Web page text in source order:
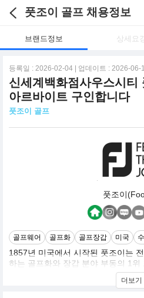
풋조이 골프 채용정보
브랜드정보 상세요
등록일 : 2026-02-04 | 업데이트 : 2026-06-
신세계백화점사우스시티
아르바이트 구인합니다
풋조이 골프
풋조이
골프웨어 골프화 골프장갑 미국
1857년 미국에서 시작된 풋조이는
하는 골프화와 장갑 분야 부동의 1위
최상의 퍼포먼스를 위한 고기능성을
대적 감각을 조화시킨 뉴 클래식 컨
더보기